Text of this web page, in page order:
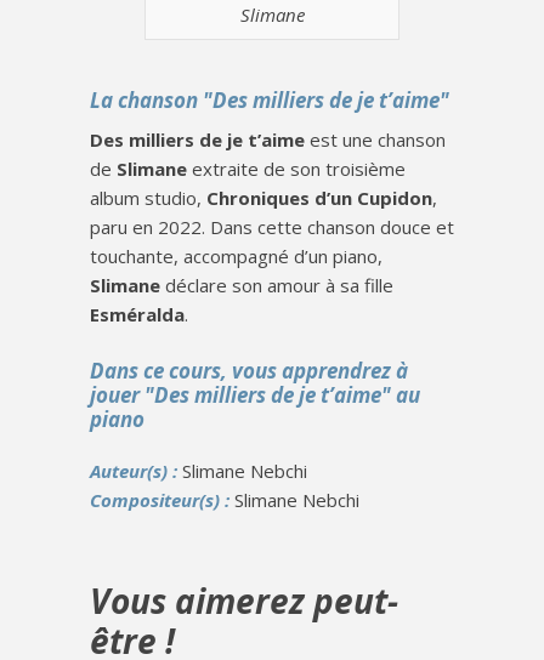
Slimane
La chanson "Des milliers de je t’aime"
Des milliers de je t’aime est une chanson
de Slimane extraite de son troisième
album studio, Chroniques d’un Cupidon,
paru en 2022. Dans cette chanson douce et
touchante, accompagné d’un piano,
Slimane déclare son amour à sa fille
Esméralda.
Dans ce cours, vous apprendrez à
jouer "Des milliers de je t’aime" au
piano
Auteur(s) : Slimane Nebchi
Compositeur(s) : Slimane Nebchi
Vous aimerez peut-
être !